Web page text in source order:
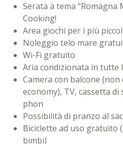
Serata a tema “Romagna
Cooking!
Area giochi per i più
Noleggio telo mare
Wi-Fi gratuito
Aria condizionata in tutte
Camera con balcone
economy), TV, cassetta di
phon
Possibilità di pranzo al
Biciclette ad uso gratuito
bimbi)